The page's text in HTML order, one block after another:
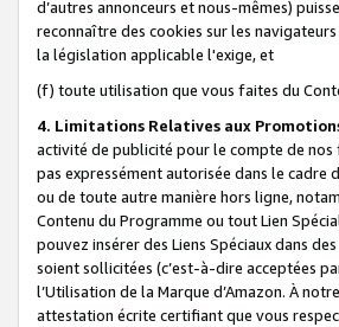
d’autres annonceurs et nous-mêmes)
reconnaître des cookies sur les
la législation applicable l'exige, et
(f) toute utilisation que vous faites du
4. Limitations Relatives aux
activité de publicité pour le compte de nos
pas expressément autorisée dans le cadre
ou de toute autre manière hors ligne,
Contenu du Programme ou tout Lien
pouvez insérer des Liens Spéciaux dans
soient sollicitées (c’est-à-dire acceptées
l’Utilisation de la Marque d’Amazon. À
attestation écrite certifiant que vous